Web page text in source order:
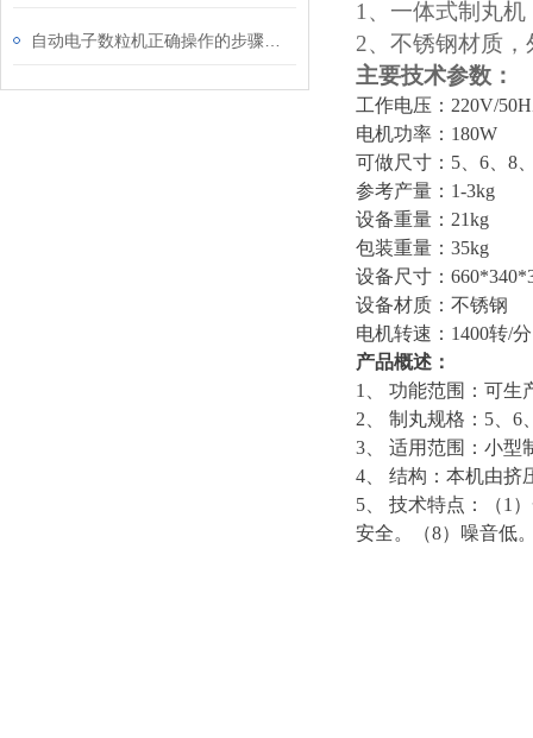
1、 一体式制丸
2、 不锈钢材质
主要技术参数：
工作电压： 220V/
电机功率： 180W
可做尺寸： 5、6、8
参考产量： 1-3kg
设备重量： 21kg
包装重量： 35kg
设备尺寸：
设备材质：不锈钢
电机转速： 1400转/分
产品概述：
1、 功能范围：可生
2、 制丸规格：5、
3、 适用范围：小型
4、 结构：本机由挤
5、 技术特点：（1
安全。（8）噪音低